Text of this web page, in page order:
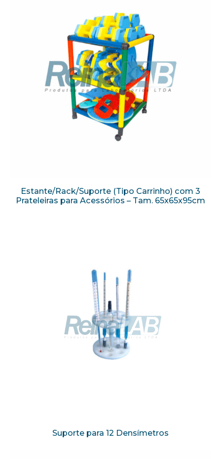
Estante/Rack/Suporte (Tipo Carrinho) com 3
Prateleiras para Acessórios – Tam. 65x65x95cm
Suporte para 12 Densímetros